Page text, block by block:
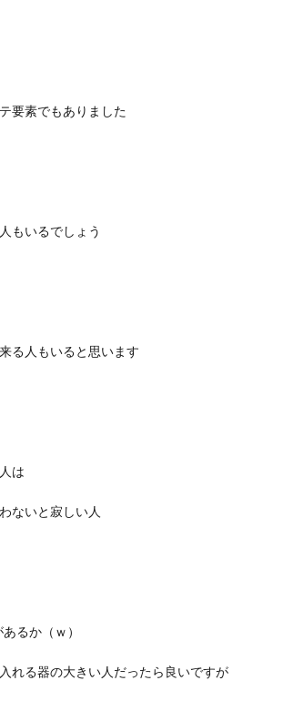
要素でもありました
もいるでしょう
る人もいると思います
は
ないと寂しい人
るか（ｗ）
れる器の大きい人だったら良いですが